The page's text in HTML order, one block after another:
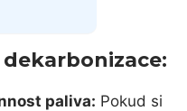
paliva: Pokud si